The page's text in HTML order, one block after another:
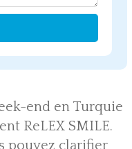
end en Turquie
ReLEX SMILE.
pouvez clarifier